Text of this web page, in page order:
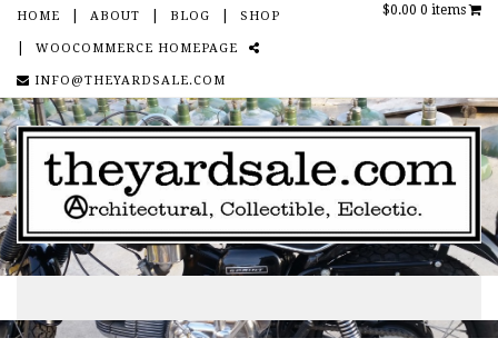
$0.00 0 items
HOME ABOUT BLOG SHOP
WOOCOMMERCE HOMEPAGE
INFO@THEYARDSALE.COM
Skip to content